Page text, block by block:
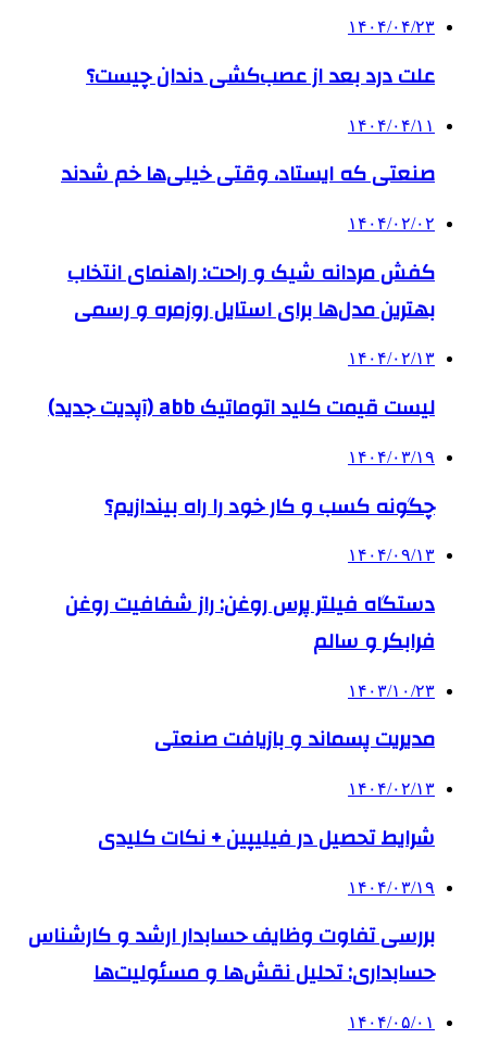
۱۴۰۴/۰۴/۲۳
علت درد بعد از عصب‌کشی دندان چیست؟
۱۴۰۴/۰۴/۱۱
صنعتی که ایستاد، وقتی خیلی‌ها خم شدند
۱۴۰۴/۰۲/۰۲
کفش مردانه شیک و راحت: راهنمای انتخاب
بهترین مدل‌ها برای استایل روزمره و رسمی
۱۴۰۴/۰۲/۱۳
لیست قیمت کلید اتوماتیک abb (آپدیت جدید)
۱۴۰۴/۰۳/۱۹
چگونه کسب و کار خود را راه بیندازیم؟
۱۴۰۴/۰۹/۱۳
دستگاه فیلتر پرس روغن: راز شفافیت روغن
فرابکر و سالم
۱۴۰۳/۱۰/۲۳
مدیریت پسماند و بازیافت صنعتی
۱۴۰۴/۰۲/۱۳
شرایط تحصیل در فیلیپین + نکات کلیدی
۱۴۰۴/۰۳/۱۹
بررسی تفاوت وظایف حسابدار ارشد و کارشناس
حسابداری: تحلیل نقش‌ها و مسئولیت‌ها
۱۴۰۴/۰۵/۰۱